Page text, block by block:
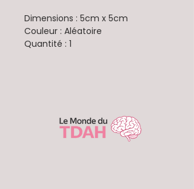
Dimensions : 5cm x 5cm
Couleur : Aléatoire
Quantité : 1